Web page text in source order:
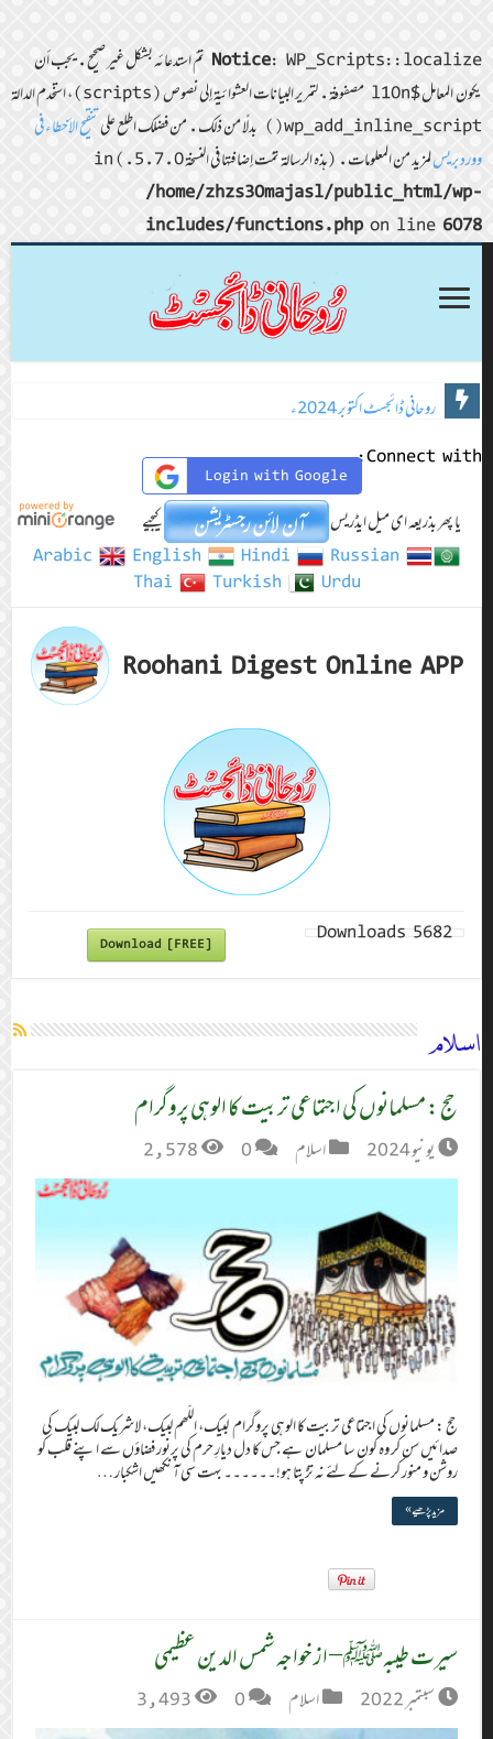
Notice : WP_Scripts::localize تمّ استدعائه بشكل غير صحيح. يجب أن
يكون المعامل $l10n مصفوفة. لتمرير البيانات العشوائية إلى نصوص (scripts)، استخدم الدالة
wp_add_inline_script() بدلًا من ذلك. من فضلك اطلع على
تنقيح الأخطاء في
ووردبريسلمزيد من المعلومات. (هذه الرسالة تمّت إضافتها في النسخة 5.7.0.) in
/home/zhzs30majasl/public_html/wp-
includes/functions.phpon line 6078
روحانی ڈائجسٹ اکتوبر 2024ء
Connect with:
Login with Google
یا پھر بذریعہ ای میل ایڈریس
کیجیے
Arabic
English Hindi
Russian
Thai
Turkish Urdu
Roohani Digest Online APP
Download [FREE] 5682
Downloads
اسلام
حج : مسلمانوں کی اجتماعی تربیت کا الوہی پروگرام
يونيو 2024 اسلام 0
2,578
حج : مسلمانوں کی اجتماعی تربیت کا الوہی پروگرام لبیک، اللّٰھم لبیک، لاشریک لک لبیک کی
صدائیں سن کر وہ کون سا مسلمان ہے جس کا دل دیارِ حرم کی پرنور فضاؤں سے اپنے قلب کو
روشن و منور کرنے کے لئے نہ تڑپتا ہو!۔۔۔۔۔۔ بہت سی آنکھیں اشکبار …
مزید پڑھیے »
سیرت طیبہﷺ – از خواجہ شمس الدین عظیمی
سبتمبر 2022 اسلام 0
3,493